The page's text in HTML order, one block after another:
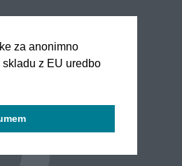
za anonimno
z EU uredbo
Novo mesto
Slovenj Gradec